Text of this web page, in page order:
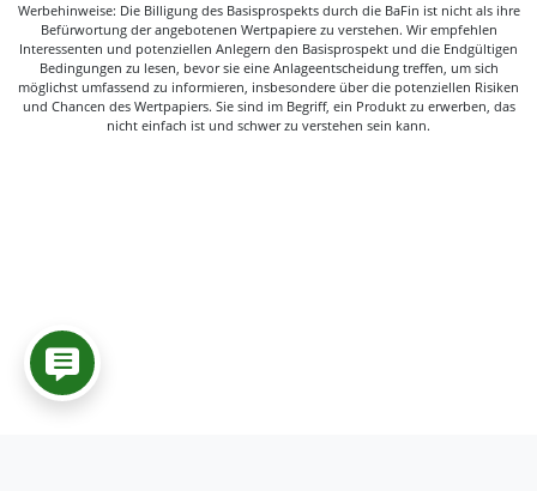
Werbehinweise: Die Billigung des Basisprospekts durch die BaFin ist nicht als ihre
Befürwortung der angebotenen Wertpapiere zu verstehen. Wir empfehlen
Interessenten und potenziellen Anlegern den Basisprospekt und die Endgültigen
Bedingungen zu lesen, bevor sie eine Anlageentscheidung treffen, um sich
möglichst umfassend zu informieren, insbesondere über die potenziellen Risiken
und Chancen des Wertpapiers. Sie sind im Begriff, ein Produkt zu erwerben, das
nicht einfach ist und schwer zu verstehen sein kann.